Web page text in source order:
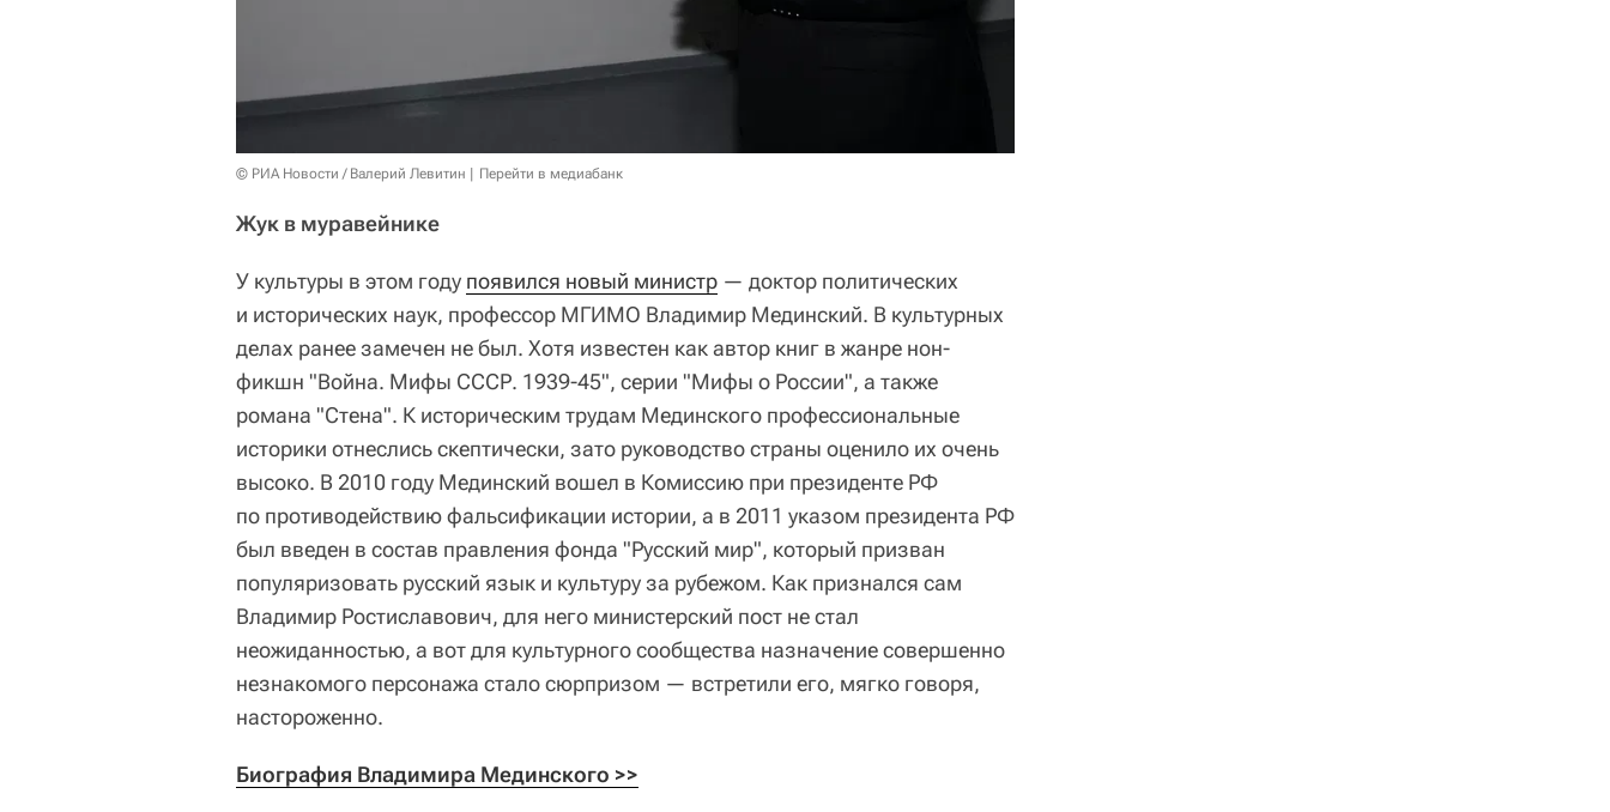
© РИА Новости / Валерий Левитин Перейти в медиабанк
Жук в муравейнике
У культуры в этом году появился новый министр — доктор политических
и исторических наук, профессор МГИМО Владимир Мединский. В культурных
делах ранее замечен не был. Хотя известен как автор книг в жанре нон-
фикшн "Война. Мифы СССР. 1939-45", серии "Мифы о России", а также
романа "Стена". К историческим трудам Мединского профессиональные
историки отнеслись скептически, зато руководство страны оценило их очень
высоко. В 2010 году Мединский вошел в Комиссию при президенте РФ
по противодействию фальсификации истории, а в 2011 указом президента РФ
был введен в состав правления фонда "Русский мир", который призван
популяризовать русский язык и культуру за рубежом. Как признался сам
Владимир Ростиславович, для него министерский пост не стал
неожиданностью, а вот для культурного сообщества назначение совершенно
незнакомого персонажа стало сюрпризом — встретили его, мягко говоря,
настороженно.
Биография Владимира Мединского >>